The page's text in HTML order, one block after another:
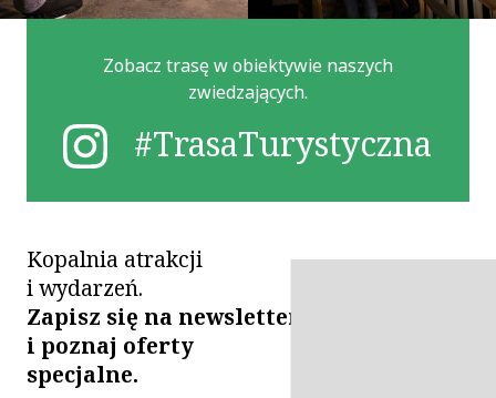
Zobacz trasę w obiektywie naszych
zwiedzających.
#TrasaTurystyczna
Kopalnia atrakcji
i wydarzeń.
Zapisz się na newsletter
i poznaj oferty
specjalne.